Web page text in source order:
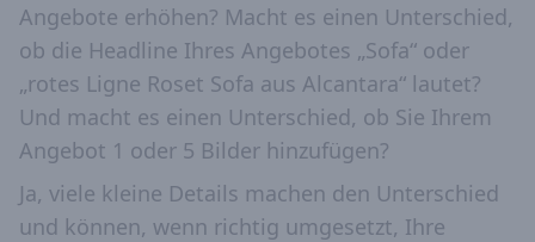
Angebote erhöhen? Macht es einen Unterschied,
ob die Headline Ihres Angebotes „Sofa“ oder
„rotes Ligne Roset Sofa aus Alcantara“ lautet?
Und macht es einen Unterschied, ob Sie Ihrem
Angebot 1 oder 5 Bilder hinzufügen?
Ja, viele kleine Details machen den Unterschied
und können, wenn richtig umgesetzt, Ihre